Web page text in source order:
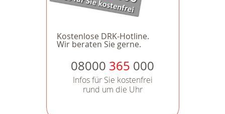
Kostenlose DRK-Hotline.
Wir beraten Sie gerne.
08000 365 000
Infos für Sie kostenfrei
rund um die Uhr